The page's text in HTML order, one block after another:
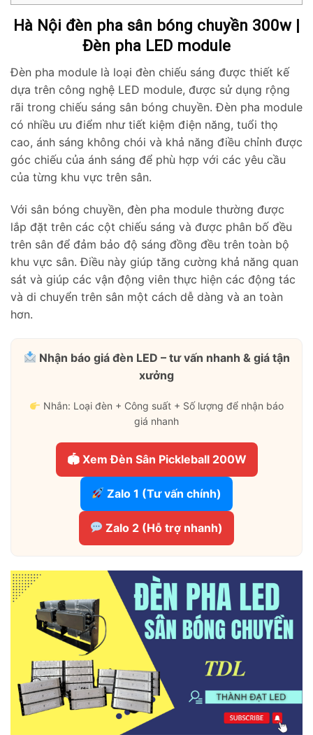
Hà Nội đèn pha sân bóng chuyền 300w |
Đèn pha LED module
Đèn pha module là loại đèn chiếu sáng được thiết kế
dựa trên công nghệ LED module, được sử dụng rộng
rãi trong chiếu sáng sân bóng chuyền. Đèn pha module
có nhiều ưu điểm như tiết kiệm điện năng, tuổi thọ
cao, ánh sáng không chói và khả năng điều chỉnh được
góc chiếu của ánh sáng để phù hợp với các yêu cầu
của từng khu vực trên sân.
Với sân bóng chuyền, đèn pha module thường được
lắp đặt trên các cột chiếu sáng và được phân bố đều
trên sân để đảm bảo độ sáng đồng đều trên toàn bộ
khu vực sân. Điều này giúp tăng cường khả năng quan
sát và giúp các vận động viên thực hiện các động tác
và di chuyển trên sân một cách dễ dàng và an toàn
hơn.
Nhận báo giá đèn LED – tư vấn nhanh & giá tận
xưởng
Nhắn: Loại đèn + Công suất + Số lượng để nhận báo
giá nhanh
🏟 Xem Đèn Sân Pickleball 200W
Zalo 1 (Tư vấn chính)
Zalo 2 (Hỗ trợ nhanh)